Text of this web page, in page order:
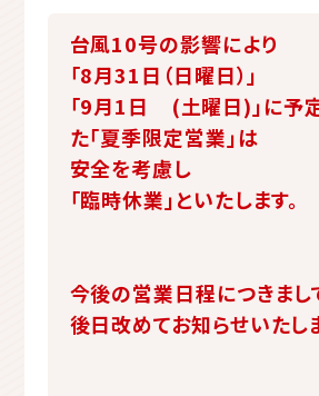
台風10号の影響により
「8月31日（日曜日）」
「9月1日 (土曜日)」に予
た「夏季限定営業」は
安全を考慮し
「臨時休業」といたします。
今後の営業日程につきまし
後日改めてお知らせいたし